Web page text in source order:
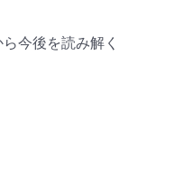
今後を読み解く